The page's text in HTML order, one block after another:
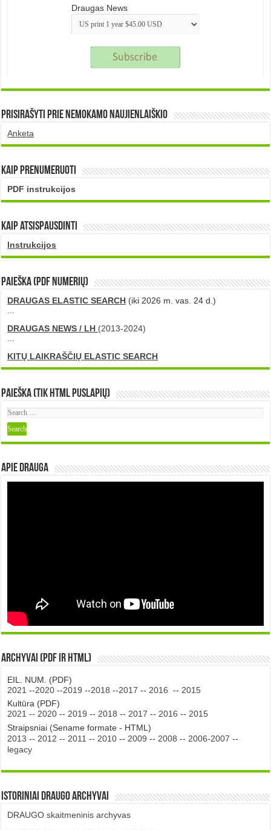
Draugas News
Prisirašyti prie nemokamo naujienlaiškio
Anketa
Kaip prenumeruoti
PDF instrukcijos
Kaip atsispausdinti
Instrukcijos
PAIEŠKA (PDF numerių)
DRAUGAS ELASTIC SEARCH (iki 2026 m. vas. 24 d.)
DRAUGAS NEWS / LH (2013-2024)
KITŲ LAIKRAŠČIŲ ELASTIC SEARCH
Paieška (tik HTML puslapių)
Apie DRAUGA
Archyvai (PDF ir HTML)
EIL. NUM. (PDF)
2021 --2020 --2019 --2018 --2017 -- 2016 -- 2015
Kultūra (PDF)
2021 -- 2020 -- 2019 -- 2018 -- 2017 -- 2016 -- 2015
Straipsniai (Sename formate - HTML)
2013 -- 2012 -- 2011 -- 2010 -- 2009 -- 2008 -- 2006-2007 --
legacy
Istoriniai DRAUGO Archyvai
DRAUGO skaitmeninis archyvas